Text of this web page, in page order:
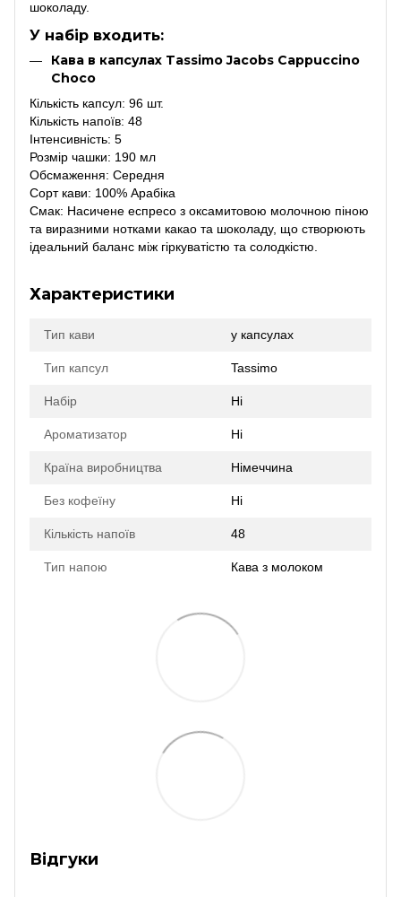
шоколаду.
У набір входить:
Кава в капсулах Tassimo Jacobs Cappuccino
Choco
Кількість капсул: 96 шт.
Кількість напоїв: 48
Інтенсивність: 5
Розмір чашки: 190 мл
Обсмаження: Середня
Сорт кави: 100% Арабіка
Смак: Насичене еспресо з оксамитовою молочною піною
та виразними нотками какао та шоколаду, що створюють
ідеальний баланс між гіркуватістю та солодкістю.
Характеристики
Тип кави у капсулах
Тип капсул Tassimo
Набір Ні
Ароматизатор Ні
Країна виробництва Німеччина
Без кофеїну Ні
Кількість напоїв 48
Тип напою Кава з молоком
Відгуки